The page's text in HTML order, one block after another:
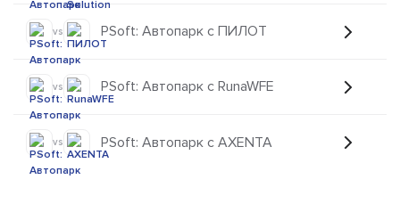
vs PSoft: Автопарк с ПИЛОТ
vs PSoft: Автопарк с RunaWFE
vs PSoft: Автопарк с AXENTA